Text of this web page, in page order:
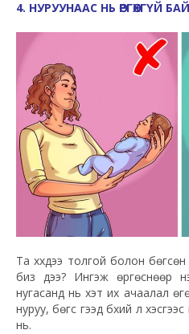
4. НУРУУНААС НЬ ӨРГӨХГҮЙ
Та хүүхдээ толгой болон
биз дээ? Ингэж өргөснөөр
нугасанд нь хэт их ачаалал
нуруу, бөгс гээд бүхий л
нь.